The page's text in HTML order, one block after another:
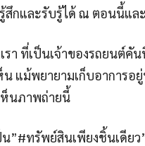
สึกและรับรู้ได้ ณ ตอนนี้แล
รา ที่เป็นเจ้าของรถยนต์คั
น แม้พยายามเก็บอาการอ
ห็นภาพถ่ายนี้
”#ทรัพย์สินเพียงชิ้นเดียว